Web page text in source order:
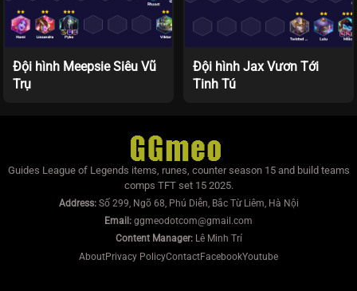
Đội hình Meepsie Siêu Vũ
Trụ
Đội hình Jax Vươn Tới
Tinh Tú
Guides League of Legends items, runes, counter season 15 and build teams
comps TFT set 15 2025.
Address:Số 299, Ngõ 68, Phú Diễn, Bắc Từ Liêm, Hà Nội
Email: ggmeodotcom@gmail.com
Content Manager:Lê Minh Trí
AboutPrivacy PolicyContactFacebookYoutube